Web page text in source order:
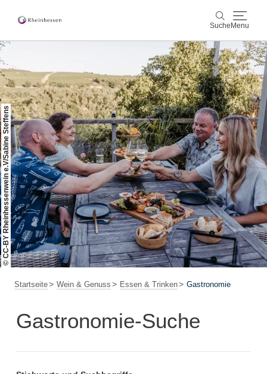
Suche Menu
Suche
Wein & Genuss
Aktiv & Natur
Kultur & Städte
Veranstaltungen
Buchung & Service
ShopRheinhessen-Blog Karte
© CC-BY Rheinhessenwein e.V/Sabine Steffens
Startseite Wein & Genuss Essen & Trinken Gastronomie
Gastronomie-Suche